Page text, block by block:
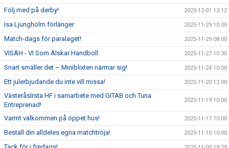
Följ med på derby! 2025-12-01 13:12
Isa Ljungholm förlänger 2025-11-29 10:00
Match-dags för paralaget! 2025-11-29 08:00
VISÄH - VI Som Älskar Handboll 2025-11-27 10:30
Snart smäller det – Miniblixten närmar sig! 2025-11-24 10:00
Ett julerbjudande du inte vill missa! 2025-11-20 12:00
VästeråsIrsta HF i samarbete med GITAB och Tuna
Entreprenad!
2025-11-19 10:00
Varmt välkommen på öppet hus! 2025-11-17 10:00
Beställ din alldeles egna matchtröja! 2025-11-10 10:00
Tack för i fredags!